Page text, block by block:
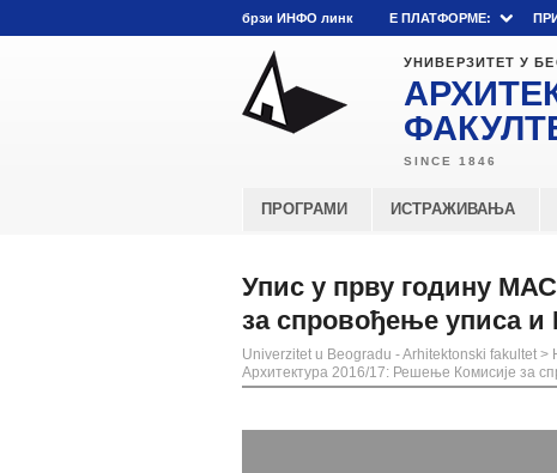
брзи ИНФО линк E ПЛАТФОРМЕ:
УНИВЕРЗИТЕТ У
ПРОГРАМИ ИСТРАЖИВАЊА
Упис у прву годину
за спровођење уписа
Univerzitet u Beogradu - Arhitektonski fakultet >
Архитектура 2016/17: Решење Комисије